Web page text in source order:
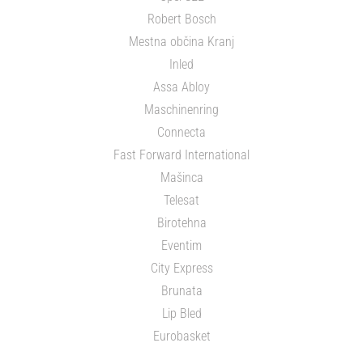
Robert Bosch
Mestna občina Kranj
Inled
Assa Abloy
Maschinenring
Connecta
Fast Forward International
Mašinca
Telesat
Birotehna
Eventim
City Express
Brunata
Lip Bled
Eurobasket